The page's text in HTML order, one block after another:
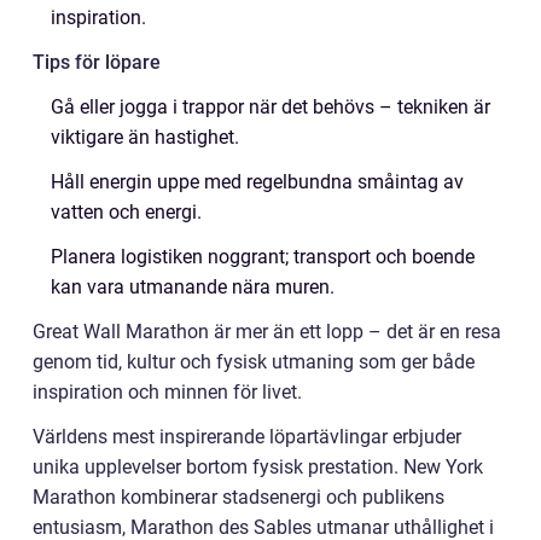
inspiration.
Tips för löpare
Gå eller jogga i trappor när det behövs – tekniken är
viktigare än hastighet.
Håll energin uppe med regelbundna småintag av
vatten och energi.
Planera logistiken noggrant; transport och boende
kan vara utmanande nära muren.
Great Wall Marathon är mer än ett lopp – det är en resa
genom tid, kultur och fysisk utmaning som ger både
inspiration och minnen för livet.
Världens mest inspirerande löpartävlingar erbjuder
unika upplevelser bortom fysisk prestation. New York
Marathon kombinerar stadsenergi och publikens
entusiasm, Marathon des Sables utmanar uthållighet i